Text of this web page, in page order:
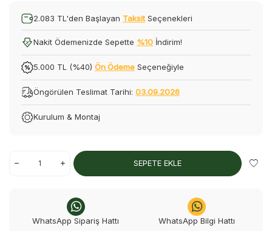
2.083 TL'den Başlayan Taksit Seçenekleri
Nakit Ödemenizde Sepette %10 İndirim!
5.000 TL (%40) Ön Ödeme Seçeneğiyle
Öngörülen Teslimat Tarihi: 03.09.2026
Kurulum & Montaj
SEPETE EKLE
WhatsApp Sipariş Hattı WhatsApp Bilgi Hattı